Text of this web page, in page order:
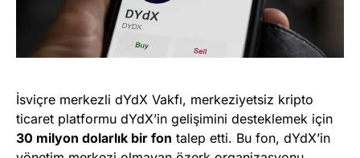
İsviçre merkezli dYdX Vakfı, merkeziyetsiz kripto
ticaret platformu dYdX’in gelişimini desteklemek için
30 milyon dolarlık bir fon talep etti. Bu fon, dYdX’in